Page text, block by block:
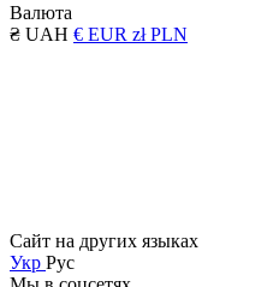
Валюта
₴ UAH € EUR zł PLN
Сайт на других языках
Укр Рус